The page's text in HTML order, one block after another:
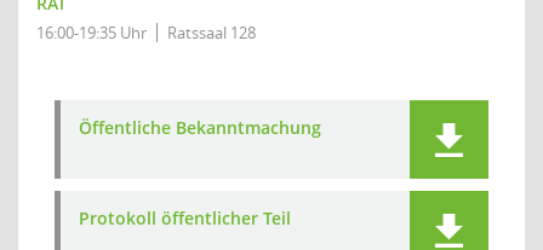
16:00-19:35 Uhr Ratssaal 128
Öffentliche Bekanntmachung
Protokoll öffentlicher Teil